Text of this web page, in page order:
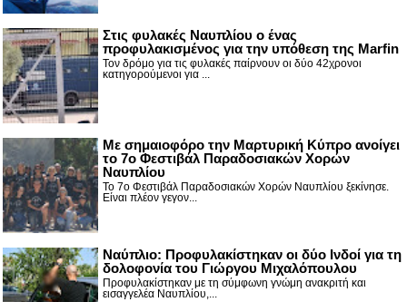
Στις φυλακές Ναυπλίου ο ένας
προφυλακισμένος για την υπόθεση της Marfin
Τον δρόμο για τις φυλακές παίρνουν οι δύο 42χρονοι
κατηγορούμενοι για ...
Με σημαιοφόρο την Μαρτυρική Κύπρο ανοίγει
το 7ο Φεστιβάλ Παραδοσιακών Χορών
Ναυπλίου
Το 7ο Φεστιβάλ Παραδοσιακών Χορών Ναυπλίου ξεκίνησε.
Είναι πλέον γεγον...
Ναύπλιο: Προφυλακίστηκαν οι δύο Ινδοί για τη
δολοφονία του Γιώργου Μιχαλόπουλου
Προφυλακίστηκαν με τη σύμφωνη γνώμη ανακριτή και
εισαγγελέα Ναυπλίου,...